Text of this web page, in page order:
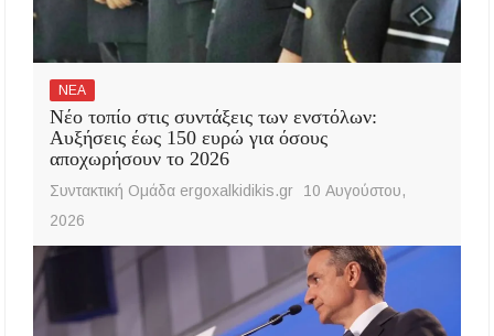
ΝΕΑ
Νέο τοπίο στις συντάξεις των ενστόλων:
Αυξήσεις έως 150 ευρώ για όσους
αποχωρήσουν το 2026
Συντακτική Ομάδα ergoxalkidikis.gr
10 Αυγούστου,
2026